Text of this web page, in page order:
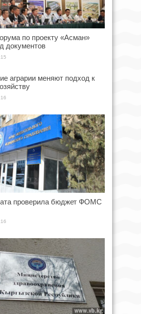
по проекту «Асман»
документов
аграрии меняют подход к
проверила бюджет ФОМС